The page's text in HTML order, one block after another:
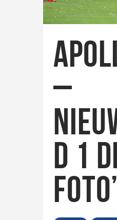
Contact
Lid worden
–
d 1